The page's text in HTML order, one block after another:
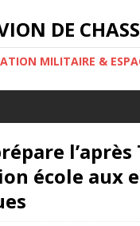
DE
MILITAIRE &
l’après
école aux